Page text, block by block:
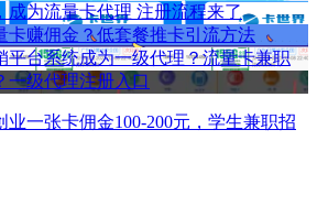
成为流量卡代理 注册流程来了
卡赚佣金？低套餐推卡引流方法
平台系统成为一级代理？流量卡兼职
一级代理注册入口
一张卡佣金100-200元，学生兼职招